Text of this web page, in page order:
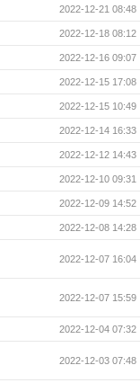
2022-12-21 08:48
2022-12-18 08:12
2022-12-16 09:07
2022-12-15 17:08
2022-12-15 10:49
2022-12-14 16:33
2022-12-12 14:43
2022-12-10 09:31
2022-12-09 14:52
2022-12-08 14:28
2022-12-07 16:04
2022-12-07 15:59
2022-12-04 07:32
2022-12-03 07:48